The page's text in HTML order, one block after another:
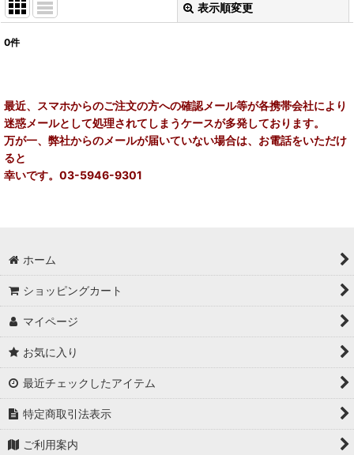
表示順変更
並び順:
0件
最近、スマホからのご注文の方への確認メール等が各携帯会社により
迷惑メールとして処理されてしまうケースが多発しております。
万が一、弊社からのメールが届いていない場合は、お電話をいただけ
ると
幸いです。03-5946-9301
ホーム
ショッピングカート
マイページ
お気に入り
最近チェックしたアイテム
特定商取引法表示
ご利用案内